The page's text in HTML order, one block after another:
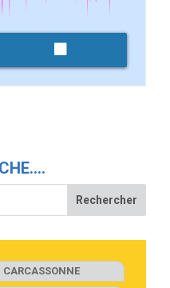
CARCASSONNE